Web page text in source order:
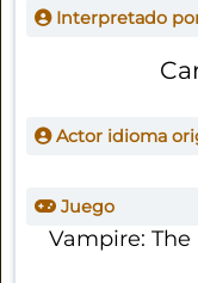
Interpretado
Actor idioma
Juego
Vampire: